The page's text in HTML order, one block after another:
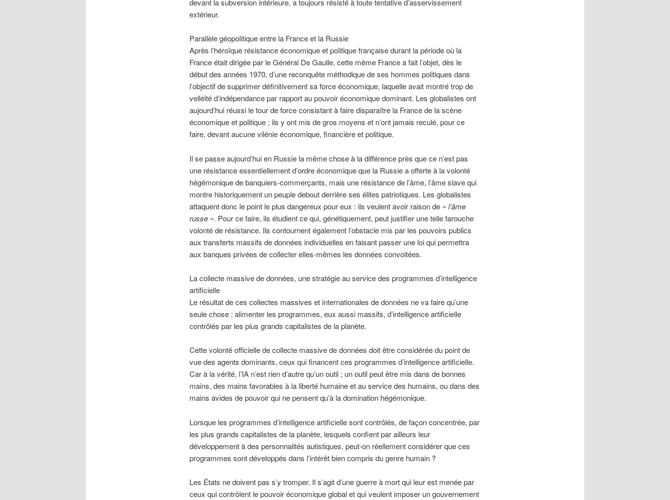
devant la subversion intérieure, a toujours résisté à toute tentative d’asservissement
extérieur.
Parallèle géopolitique entre la France et la Russie
Après l’héroïque résistance économique et politique française durant la période où la
France était dirigée par le Général De Gaulle, cette même France a fait l’objet, dès le
début des années 1970, d’une reconquête méthodique de ses hommes politiques dans
l’objectif de supprimer définitivement sa force économique, laquelle avait montré trop de
velléité d’indépendance par rapport au pouvoir économique dominant. Les globalistes ont
aujourd’hui réussi le tour de force consistant à faire disparaître la France de la scène
économique et politique ; ils y ont mis de gros moyens et n’ont jamais reculé, pour ce
faire, devant aucune vilénie économique, financière et politique.
Il se passe aujourd’hui en Russie la même chose à la différence près que ce n’est pas
une résistance essentiellement d’ordre économique que la Russie a offerte à la volonté
hégémonique de banquiers-commerçants, mais une résistance de l’âme, l’âme slave qui
montre historiquement un peuple debout derrière ses élites patriotiques. Les globalistes
attaquent donc le point le plus dangereux pour eux : ils veulent avoir raison de « l’âme
russe ». Pour ce faire, ils étudient ce qui, génétiquement, peut justifier une telle farouche
volonté de résistance. Ils contournent également l’obstacle mis par les pouvoirs publics
aux transferts massifs de données individuelles en faisant passer une loi qui permettra
aux banques privées de collecter elles-mêmes les données convoitées.
La collecte massive de données, une stratégie au service des programmes d’intelligence
artificielle
Le résultat de ces collectes massives et internationales de données ne va faire qu’une
seule chose : alimenter les programmes, eux aussi massifs, d’intelligence artificielle
contrôlés par les plus grands capitalistes de la planète.
Cette volonté officielle de collecte massive de données doit être considérée du point de
vue des agents dominants, ceux qui financent ces programmes d’intelligence artificielle.
Car à la vérité, l’IA n’est rien d’autre qu’un outil ; un outil peut être mis dans de bonnes
mains, des mains favorables à la liberté humaine et au service des humains, ou dans des
mains avides de pouvoir qui ne pensent qu’à la domination hégémonique.
Lorsque les programmes d’intelligence artificielle sont contrôlés, de façon concentrée, par
les plus grands capitalistes de la planète, lesquels confient par ailleurs leur
développement à des personnalités autistiques, peut-on réellement considérer que ces
programmes sont développés dans l’intérêt bien compris du genre humain ?
Les États ne doivent pas s’y tromper. Il s’agit d’une guerre à mort qui leur est menée par
ceux qui contrôlent le pouvoir économique global et qui veulent imposer un gouvernement